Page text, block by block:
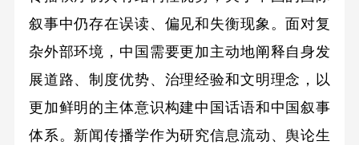
叙事中仍存在误读、偏见和失衡现象。面对复
杂外部环境，中国需要更加主动地阐释自身发
展道路、制度优势、治理经验和文明理念，以
更加鲜明的主体意识构建中国话语和中国叙事
体系。新闻传播学作为研究信息流动、舆论生